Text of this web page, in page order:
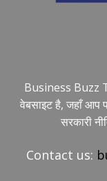
Business Buzz
वेबसाइट है, जहाँ आप
सरकारी
Contact us: